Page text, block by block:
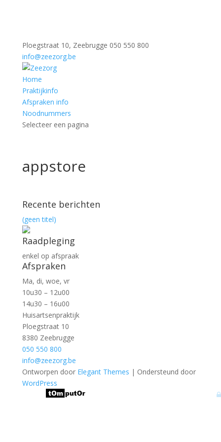
Ploegstraat 10, Zeebrugge 050 550 800
info@zeezorg.be
Home
Praktijkinfo
Afspraken info
Noodnummers
Selecteer een pagina
appstore
Recente berichten
(geen titel)
Raadpleging
enkel op afspraak
Afspraken
Ma, di, woe, vr
10u30 – 12u00
14u30 – 16u00
Huisartsenpraktijk
Ploegstraat 10
8380 Zeebrugge
050 550 800
info@zeezorg.be
Ontworpen door Elegant Themes | Ondersteund door
WordPress